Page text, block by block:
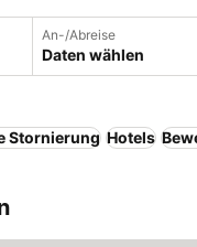
An-/Abreise
Daten wählen
Stornierung Hotels